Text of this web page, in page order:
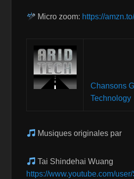
Micro zoom: https://
Chansons
Technology
Musiques originales par
Tai Shindehai Wuang
https://www.youtube.com/